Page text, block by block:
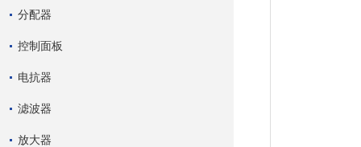
分配器
控制面板
电抗器
滤波器
放大器